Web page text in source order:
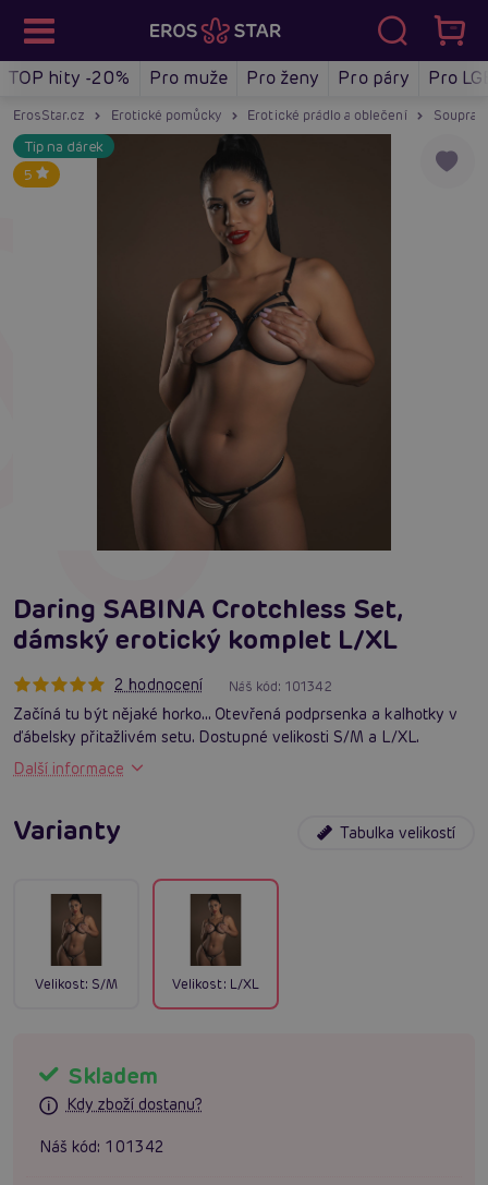
TOP hity -20% Pro muže Pro ženy Pro páry Pro
ErosStar.cz Erotické pomůcky Erotické prádlo a oblečení
Tip na dárek
5
Daring SABINA Crotchless Set,
dámský erotický komplet L/XL
2 hodnocení Náš kód: 101342
Začíná tu být nějaké horko... Otevřená podprsenka a kalhotky v
ďábelsky přitažlivém setu. Dostupné velikosti S/M a L/XL.
Další informace
Varianty Tabulka velikostí
Velikost: S/M Velikost: L/XL
Skladem
Kdy zboží dostanu?
Náš kód: 101342